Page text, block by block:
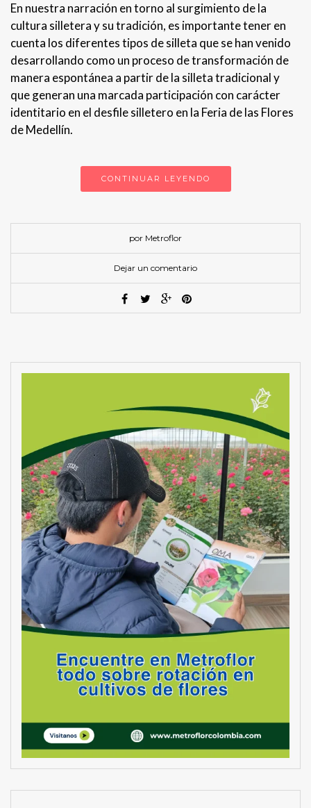
En nuestra narración en torno al surgimiento de la
cultura silletera y su tradición, es importante tener en
cuenta los diferentes tipos de silleta que se han venido
desarrollando como un proceso de transformación de
manera espontánea a partir de la silleta tradicional y
que generan una marcada participación con carácter
identitario en el desfile silletero en la Feria de las Flores
de Medellín.
CONTINUAR LEYENDO
por Metroflor
Dejar un comentario